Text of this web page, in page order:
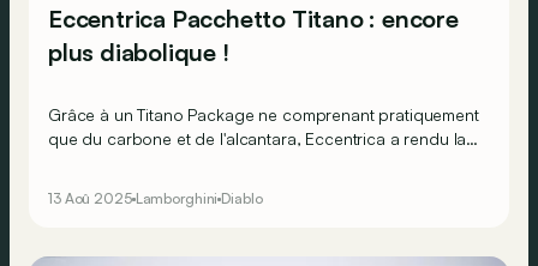
Eccentrica Pacchetto Titano : encore
plus diabolique !
Grâce à un Titano Package ne comprenant pratiquement
que du carbone et de l'alcantara, Eccentrica a rendu la
13 Aoû 2025 Lamborghini Diablo